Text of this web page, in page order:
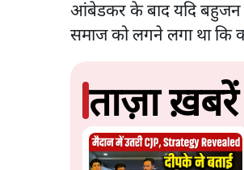
आंबेडकर के बाद यदि बहुजन
समाज को लगने लगा था कि
ताज़ा ख़बरें